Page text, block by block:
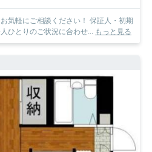
相談ください！ 保証人・初期
ひとりのご状況に合わせ... もっと見る